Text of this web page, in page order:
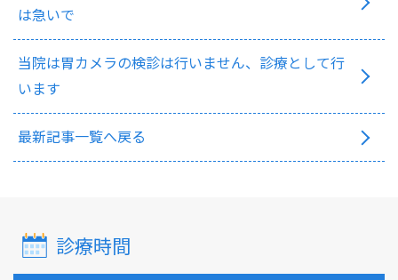
は急いで
当院は胃カメラの検診は行いません、診療として行
います
最新記事一覧へ戻る
診療時間